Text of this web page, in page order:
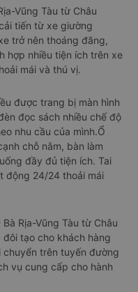
Vũng Tàu từ Châu
tiến từ xe giường
trở nên thoáng đãng,
hợp nhiều tiện ích trên xe
mái và thú vị.
được trang bị màn hình
đọc sách nhiều chế độ
nhu cầu của mình.Ổ
chỗ nằm, bàn làm
đầy đủ tiện ích. Tai
động 24/24 thoải mái
Rịa-Vũng Tàu từ Châu
tạo cho khách hàng
trên tuyến đường
vụ cung cấp cho hành